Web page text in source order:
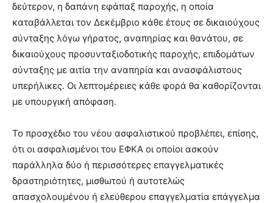
δεύτερον, η δαπάνη εφάπαξ παροχής, η οποία
καταβάλλεται τον Δεκέμβριο κάθε έτους σε δικαιούχους
σύνταξης λόγω γήρατος, αναπηρίας και θανάτου, σε
δικαιούχους προσυνταξιοδοτικής παροχής, επιδομάτων
σύνταξης με αιτία την αναπηρία και ανασφάλιστους
υπερήλικες. Οι λεπτομέρειες κάθε φορά θα καθορίζονται
με υπουργική απόφαση.
Το προσχέδιο του νέου ασφαλιστικού προβλέπει, επίσης,
ότι οι ασφαλισμένοι του ΕΦΚΑ οι οποίοι ασκούν
παράλληλα δύο ή περισσότερες επαγγελματικές
δραστηριότητες, μισθωτού ή αυτοτελώς
απασχολουμένου ή ελεύθερου επαγγελματία επάγγελμα